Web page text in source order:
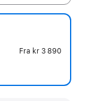
Fra kr 3 890